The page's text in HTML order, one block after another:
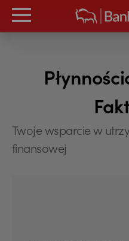
Twoje wsparcie w
finansowej